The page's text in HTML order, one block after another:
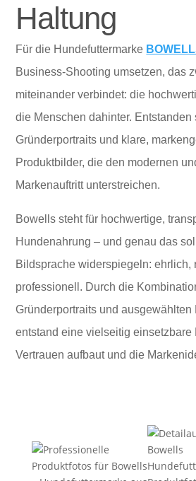
Haltung
Für die Hundefuttermarke
Business-Shooting umsetzen, das
miteinander verbindet: die
die Menschen dahinter.
Gründerportraits und klare,
Produktbilder, die den modernen
Markenauftritt unterstreichen.
Bowells steht für hochwertige,
Hundenahrung – und genau das
Bildsprache widerspiegeln: ehrlich,
professionell. Durch die
Gründerportraits und ausgewählten
entstand eine vielseitig einsetzbare
Vertrauen aufbaut und die